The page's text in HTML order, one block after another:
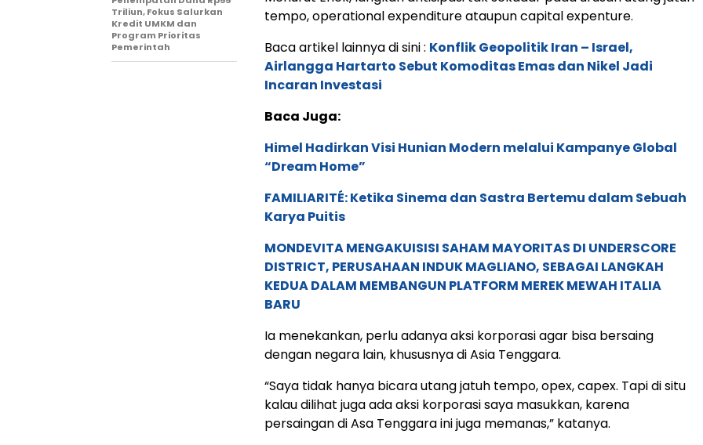
tempo, operational expenditure ataupun capital expenture.
Baca artikel lainnya di sini : Konflik Geopolitik Iran – Israel,
Airlangga Hartarto Sebut Komoditas Emas dan Nikel Jadi
Incaran Investasi
Baca Juga:
Himel Hadirkan Visi Hunian Modern melalui Kampanye Global
“Dream Home”
FAMILIARITÉ: Ketika Sinema dan Sastra Bertemu dalam Sebuah
Karya Puitis
MONDEVITA MENGAKUISISI SAHAM MAYORITAS DI UNDERSCORE
DISTRICT, PERUSAHAAN INDUK MAGLIANO, SEBAGAI LANGKAH
KEDUA DALAM MEMBANGUN PLATFORM MEREK MEWAH ITALIA
BARU
Ia menekankan, perlu adanya aksi korporasi agar bisa bersaing
dengan negara lain, khususnya di Asia Tenggara.
“Saya tidak hanya bicara utang jatuh tempo, opex, capex. Tapi di situ
kalau dilihat juga ada aksi korporasi saya masukkan, karena
persaingan di Asa Tenggara ini juga memanas,” katanya.
Triliun, Fokus Salurkan
Kredit UMKM dan
Program Prioritas
Pemerintah